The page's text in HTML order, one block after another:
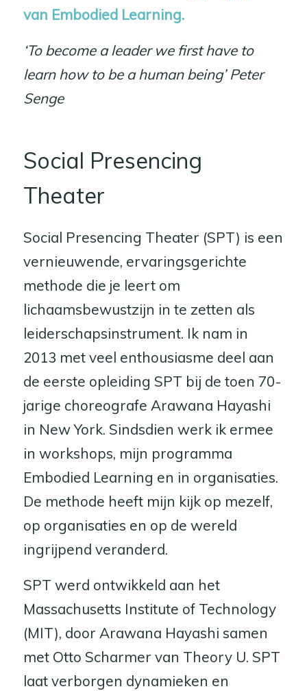
van Embodied Learning.
‘To become a leader we first have to
learn how to be a human being’ Peter
Senge
Social Presencing
Theater
Social Presencing Theater (SPT) is een
vernieuwende, ervaringsgerichte
methode die je leert om
lichaamsbewustzijn in te zetten als
leiderschapsinstrument. Ik nam in
2013 met veel enthousiasme deel aan
de eerste opleiding SPT bij de toen 70-
jarige choreografe Arawana Hayashi
in New York. Sindsdien werk ik ermee
in workshops, mijn programma
Embodied Learning en in organisaties.
De methode heeft mijn kijk op mezelf,
op organisaties en op de wereld
ingrijpend veranderd.
SPT werd ontwikkeld aan het
Massachusetts Institute of Technology
(MIT), door Arawana Hayashi samen
met Otto Scharmer van Theory U. SPT
laat verborgen dynamieken en